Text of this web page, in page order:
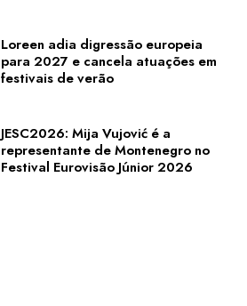
Loreen adia digressão europeia
para 2027 e cancela atuações em
festivais de verão
JESC2026: Mija Vujović é a
representante de Montenegro no
Festival Eurovisão Júnior 2026